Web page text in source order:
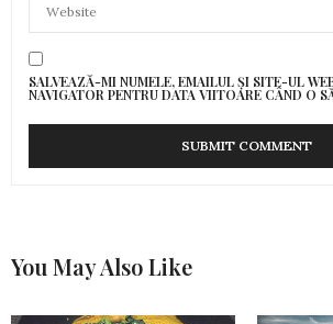
SALVEAZĂ-MI NUMELE, EMAILUL ȘI SITE-UL
NAVIGATOR PENTRU DATA VIITOARE CÂND O
You May Also Like